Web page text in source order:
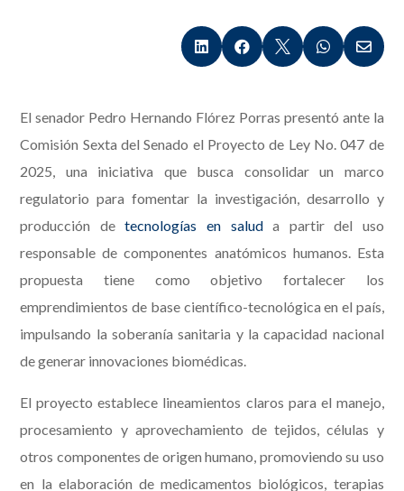
    
El senador Pedro Hernando Flórez Porras presentó ante la
Comisión Sexta del Senado el Proyecto de Ley No. 047 de
2025, una iniciativa que busca consolidar un marco
regulatorio para fomentar la investigación, desarrollo y
producción detecnologías en saluda partir del uso
responsable de componentes anatómicos humanos. Esta
propuesta tiene como objetivo fortalecer los
emprendimientos de base científico-tecnológica en el país,
impulsando la soberanía sanitaria y la capacidad nacional
de generar innovaciones biomédicas.
El proyecto establece lineamientos claros para el manejo,
procesamiento y aprovechamiento de tejidos, células y
otros componentes de origen humano, promoviendo su uso
en la elaboración de medicamentos biológicos, terapias